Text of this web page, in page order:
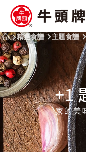
精選食譜 主題食譜